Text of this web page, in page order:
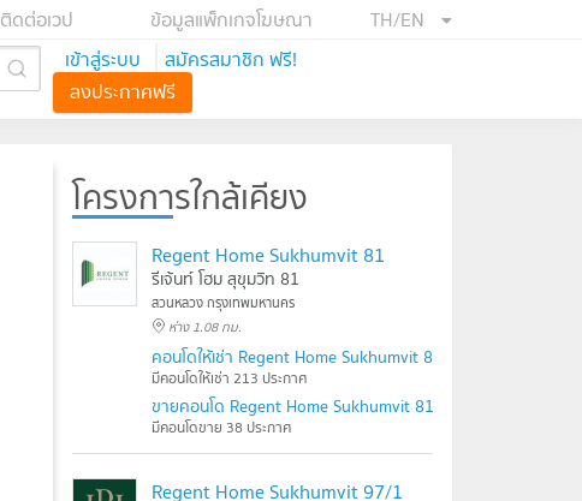
TH/EN
ข้อมูลแพ็กเกจโฆษณา
ติดต่อเวป
เข้าสู่ระบบ
สมัครสมาชิก ฟรี!
ลงประกาศฟรี
โครงการใกล้เคียง
Regent Home Sukhumvit 81
รีเจ้นท์ โฮม สุขุมวิท 81
สวนหลวง กรุงเทพมหานคร
ห่าง 1.08 กม.
คอนโดให้เช่า Regent Home Sukhumvit 81
มีคอนโดให้เช่า 213 ประกาศ
ขายคอนโด Regent Home Sukhumvit 81
มีคอนโดขาย 38 ประกาศ
Regent Home Sukhumvit 97/1